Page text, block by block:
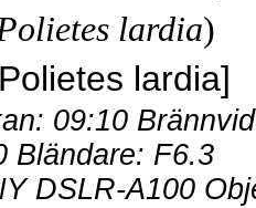
lardia)
09:10
Bländare: F6.3
DSLR-A100